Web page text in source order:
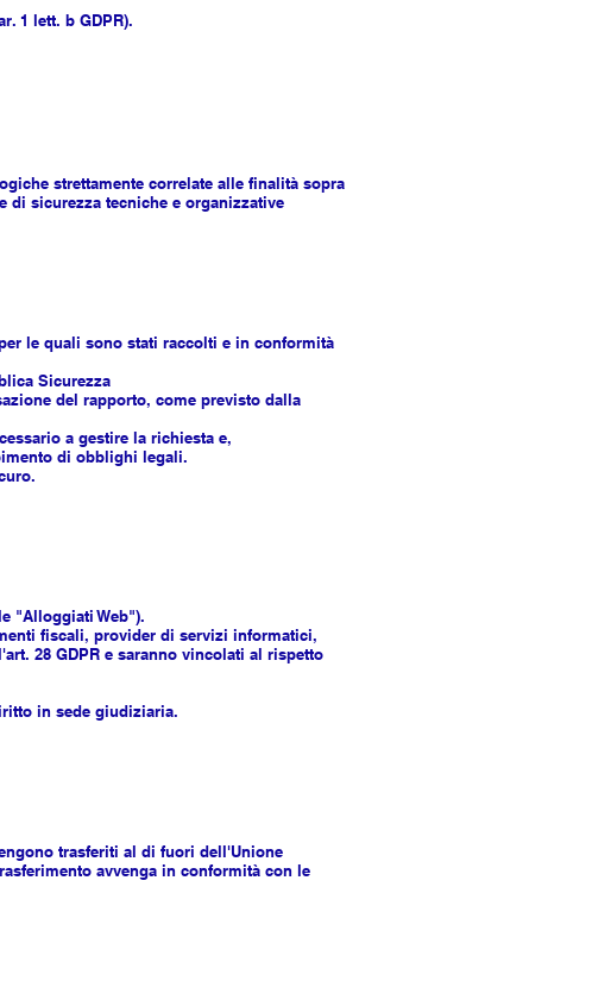
1 lett. b GDPR).
strettamente correlate alle finalità sopra
di sicurezza tecniche e organizzative
le quali sono stati raccolti e in conformità
Sicurezza
del rapporto, come previsto dalla
a gestire la richiesta e,
di obblighi legali.
"Alloggiati Web").
fiscali, provider di servizi informatici,
28 GDPR e saranno vincolati al rispetto
in sede giudiziaria.
trasferiti al di fuori dell'Unione
avvenga in conformità con le